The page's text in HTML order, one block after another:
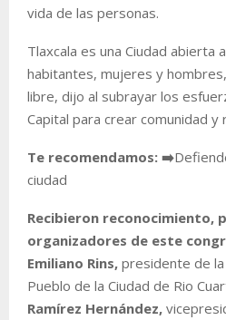
vida de las personas.
Tlaxcala es una Ciudad abierta
habitantes, mujeres y
libre, dijo al subrayar los
Capital para crear comunidad
Te recomendamos: ➡️
ciudad
Recibieron reconocimiento,
organizadores de este
Emiliano Rins, presidente de
Pueblo de la Ciudad de Rio
Ramírez Hernández,